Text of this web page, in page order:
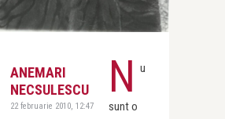
ANEMARI
NECSULESCU
22 februarie 2010, 12:47
N u
sunt o